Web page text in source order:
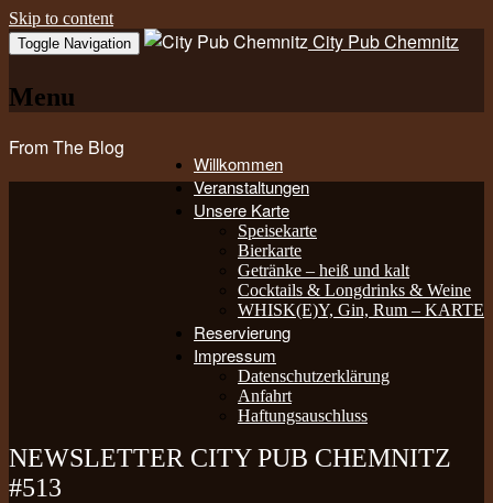
Skip to content
Toggle Navigation City Pub Chemnitz
Menu
Willkommen
Veranstaltungen
Unsere Karte
Speisekarte
Bierkarte
Getränke – heiß und kalt
Cocktails & Longdrinks & Weine
WHISK(E)Y, Gin, Rum – KARTE
Reservierung
Impressum
Datenschutzerklärung
Anfahrt
Haftungsauschluss
From The Blog
NEWSLETTER CITY PUB CHEMNITZ
#513